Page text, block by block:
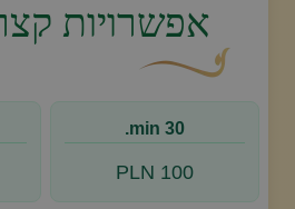
אפשרויות
30 min.
100 PLN